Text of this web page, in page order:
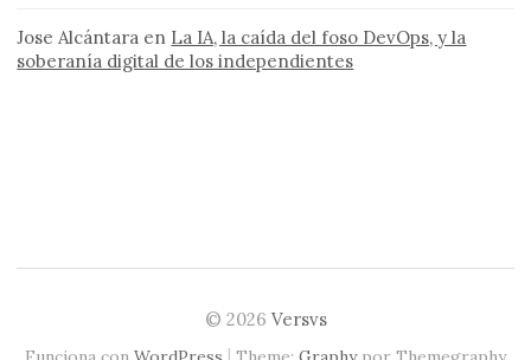
Jose Alcántara en La IA, la caída del foso DevOps, y la
soberanía digital de los independientes
© 2026 Versvs
|